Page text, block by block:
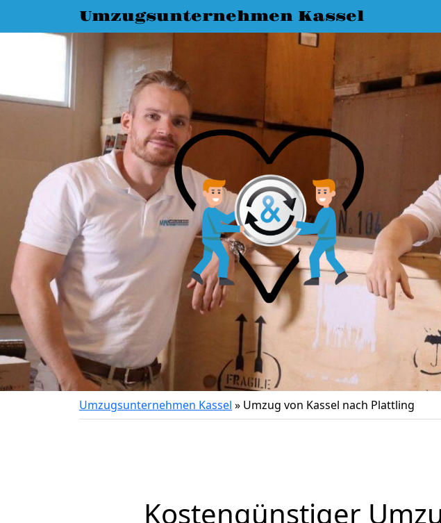
Umzugsunternehmen Kassel
Umzugsunternehmen Kassel » Umzug von Kassel nach Plattling
Kostengünstiger